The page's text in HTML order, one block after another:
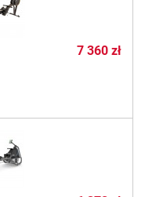
7 360 zł